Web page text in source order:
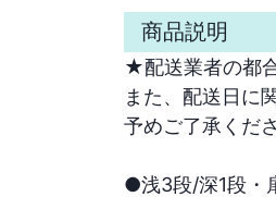
商品説明
★配送業者の都
また、配送日に
予めご了承くだ
●浅3段/深1段・